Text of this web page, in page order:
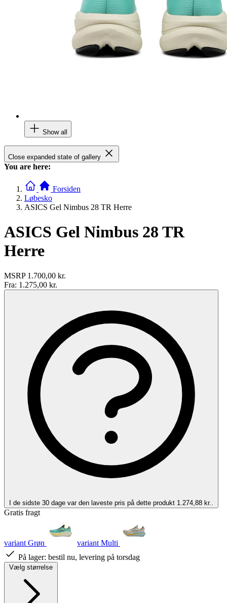
Show all
Close expanded state of gallery
You are here:
Forsiden
Løbesko
ASICS Gel Nimbus 28 TR Herre
ASICS Gel Nimbus 28 TR
Herre
MSRP 1.700,00 kr.
Fra: 1.275,00 kr.
I de sidste 30 dage var den laveste pris på dette produkt 1.274,88 kr..
Gratis fragt
variant Grøn
variant Multi
På lager: bestil nu, levering på torsdag
Vælg størrelse